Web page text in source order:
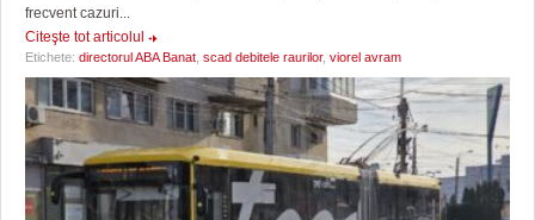
frecvent cazuri...
Citeşte tot articolul
Etichete: directorul ABA Banat scad debitele raurilor, viorel avram